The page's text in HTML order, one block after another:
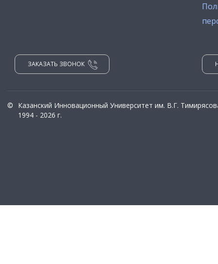
ЗАКАЗАТЬ ЗВОНОК
©
Казанский Инновационный Университет им. В.Г.
1994 - 2026 г.